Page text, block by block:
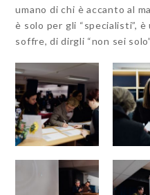
umano di chi è accanto al
è solo per gli “specialisti”,
soffre, di dirgli “non sei